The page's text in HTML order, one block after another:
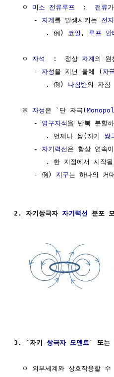
  ㅇ
미소 전류루프
  :
전류
     -
자계 를 발생시키는 전
        . 例)
코일 , 루프 안
  ㅇ
자석
  :  정상
자계 의 원
     -
자성 을 지닌 물체 (자
        . 例)
나침반의 자침
  ※
자성 은 `단 자극(
     -
영구자석 을 반복 분할
        . 언제나 쌍(자기
쌍
     -
자기력선 은 항상 연속
. 한 지점에서 시작될
     - 例)
지구는 하나의 거
2. 자기쌍극자 자기력선 분포
3. `자기 쌍극자 모멘트` 또는
ㅇ 외부세계와 상호작용할